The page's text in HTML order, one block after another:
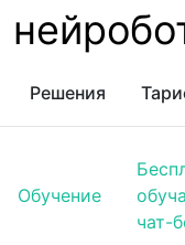
Решения
Обучение
чат-